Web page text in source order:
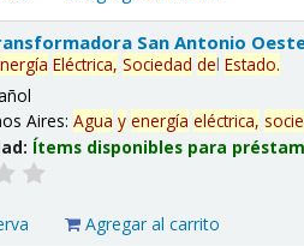
San Antonio
Eléctrica, Sociedad delEstado.
Aires:Agua y energía eléctrica,
Ítems disponibles para
Agregar al carrito